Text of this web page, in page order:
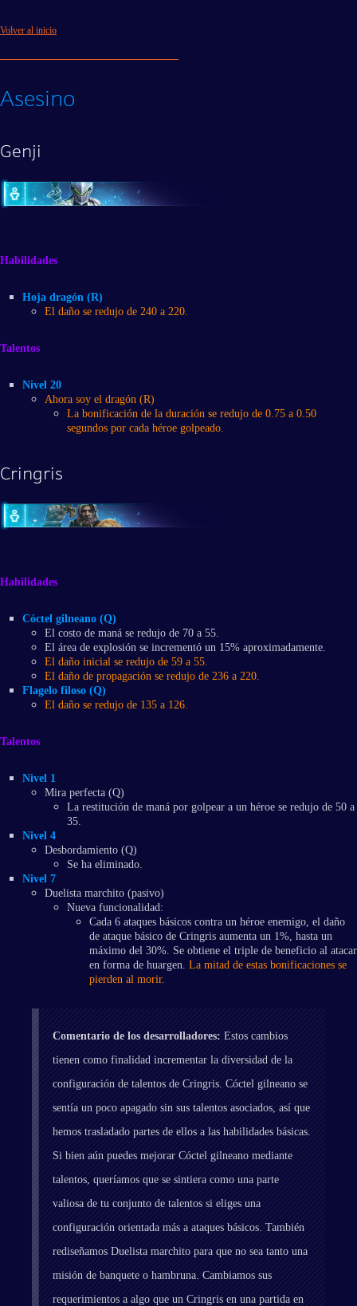
Volver al inicio
Asesino
Genji
Habilidades
Hoja dragón (R)
El daño se redujo de 240 a 220.
Talentos
Nivel 20
Ahora soy el dragón (R)
La bonificación de la duración se redujo de 0.75 a 0.50
segundos por cada héroe golpeado.
Cringris
Habilidades
Cóctel gilneano (Q)
El costo de maná se redujo de 70 a 55.
El área de explosión se incrementó un 15% aproximadamente.
El daño inicial se redujo de 59 a 55.
El daño de propagación se redujo de 236 a 220.
Flagelo filoso (Q)
El daño se redujo de 135 a 126.
Talentos
Nivel 1
Mira perfecta (Q)
La restitución de maná por golpear a un héroe se redujo de 50 a
35.
Nivel 4
Desbordamiento (Q)
Se ha eliminado.
Nivel 7
Duelista marchito (pasivo)
Nueva funcionalidad:
Cada 6 ataques básicos contra un héroe enemigo, el daño
de ataque básico de Cringris aumenta un 1%, hasta un
máximo del 30%. Se obtiene el triple de beneficio al atacar
en forma de huargen. La mitad de estas bonificaciones se
pierden al morir.
Comentario de los desarrolladores: Estos cambios
tienen como finalidad incrementar la diversidad de la
configuración de talentos de Cringris. Cóctel gilneano se
sentía un poco apagado sin sus talentos asociados, así que
hemos trasladado partes de ellos a las habilidades básicas.
Si bien aún puedes mejorar Cóctel gilneano mediante
talentos, queríamos que se sintiera como una parte
valiosa de tu conjunto de talentos si eliges una
configuración orientada más a ataques básicos. También
rediseñamos Duelista marchito para que no sea tanto una
misión de banquete o hambruna. Cambiamos sus
requerimientos a algo que un Cringris en una partida en